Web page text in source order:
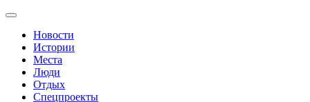
Новости
Истории
Места
Люди
Отдых
Спецпроекты